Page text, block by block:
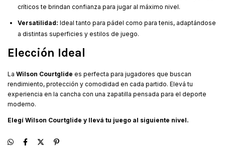
críticos te brindan confianza para jugar al máximo nivel.
Versatilidad: Ideal tanto para pádel como para tenis, adaptándose
a distintas superficies y estilos de juego.
Elección Ideal
La Wilson Courtglide es perfecta para jugadores que buscan
rendimiento, protección y comodidad en cada partido. Elevá tu
experiencia en la cancha con una zapatilla pensada para el deporte
moderno.
Elegí Wilson Courtglide y llevá tu juego al siguiente nivel.